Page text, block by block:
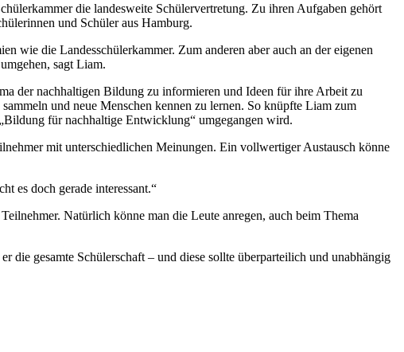
die landesweite Schülervertretung. Zu ihren Aufgaben gehört
und Schüler aus Hamburg.
wie die Landesschülerkammer. Zum anderen aber auch an der eigenen
sagt Liam.
der nachhaltigen Bildung zu informieren und Ideen für ihre Arbeit zu
und neue Menschen kennen zu lernen. So knüpfte Liam zum
für nachhaltige Entwicklung“ umgegangen wird.
mit unterschiedlichen Meinungen. Ein vollwertiger Austausch könne
es doch gerade interessant.“
Natürlich könne man die Leute anregen, auch beim Thema
gesamte Schülerschaft – und diese sollte überparteilich und unabhängig